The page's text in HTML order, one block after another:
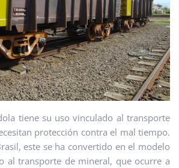
tiene su uso vinculado al transporte
protección contra el mal tiempo.
este se ha convertido en el modelo
al transporte de mineral, que ocurre a